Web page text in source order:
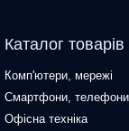
Каталог товарів
Комп'ютери, мережі
Смартфони, телефони
Офісна техніка